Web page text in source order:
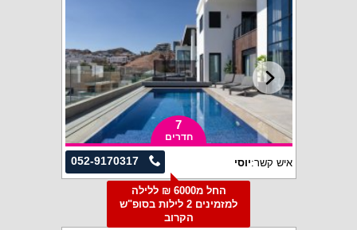
7
חדרים
052-9170317 איש קשר:יוסי
החל מ6000 ₪ ללילה
למזמינים 2 לילות בסופ"ש
הקרוב